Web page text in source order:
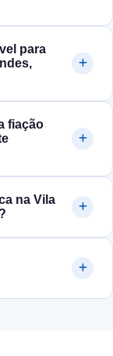
para
fiação
na Vila